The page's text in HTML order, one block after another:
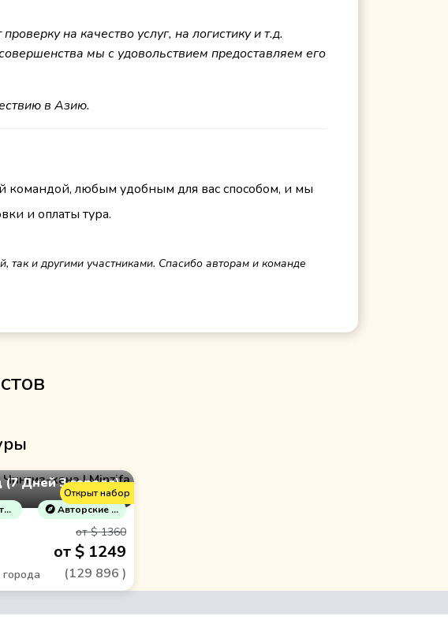
на качество услуг, на логистику и т.д.
мы с удовольствием предоставляем его
в Азию.
командой, любым удобным для вас способом, и мы
и оплаты тура.
и другими участниками. Спасибо авторам и команде
Открыт набор
Дней 3 города)
Авторские туры в Узбекистан
города
от $ 1360
от $ 1249
(129 896 )